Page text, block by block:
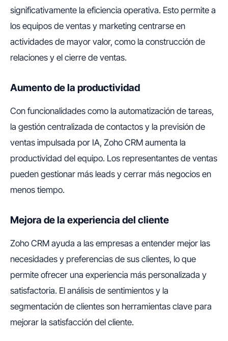
significativamente la eficiencia operativa. Esto permite a
los equipos de ventas y marketing centrarse en
actividades de mayor valor, como la construcción de
relaciones y el cierre de ventas.
Aumento de la productividad
Con funcionalidades como la automatización de tareas,
la gestión centralizada de contactos y la previsión de
ventas impulsada por IA, Zoho CRM aumenta la
productividad del equipo. Los representantes de ventas
pueden gestionar más leads y cerrar más negocios en
menos tiempo.
Mejora de la experiencia del cliente
Zoho CRM ayuda a las empresas a entender mejor las
necesidades y preferencias de sus clientes, lo que
permite ofrecer una experiencia más personalizada y
satisfactoria. El análisis de sentimientos y la
segmentación de clientes son herramientas clave para
mejorar la satisfacción del cliente.